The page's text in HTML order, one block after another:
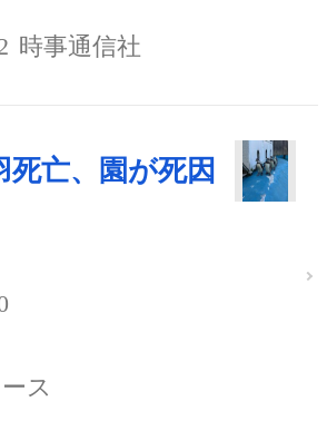
時事通信社
亡、園が死因
ス